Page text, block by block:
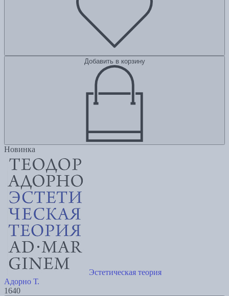
Добавить в корзину
Новинка
Эстетическая теория
Адорно Т.
1640